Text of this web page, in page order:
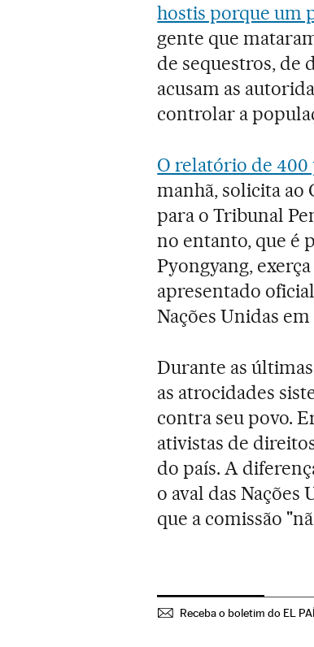
hostis porque um
gente que
de sequestros, de
acusam as
controlar a
O relatório de 400
manhã, solicita ao
para o Tribunal
no entanto, que é
Pyongyang,
apresentado
Nações Unidas
Durante as
as atrocidades
contra seu povo.
ativistas de
do país. A
o aval das
que a comissão
Receba o boletim do EL